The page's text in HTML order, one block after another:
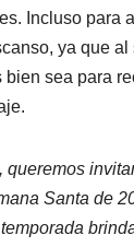
Incluso para
ya que al
sea para
queremos
Santa de
temporada